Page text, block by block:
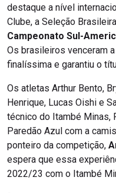
destaque a nível
Clube, a Seleção
Campeonato Sul-
Os brasileiros venceram
finalíssima e garantiu o
Os atletas Arthur Bento,
Henrique, Lucas Oishi e
técnico do Itambé Minas,
Paredão Azul com a
ponteiro da competição,
espera que essa
2022/23 com o Itambé